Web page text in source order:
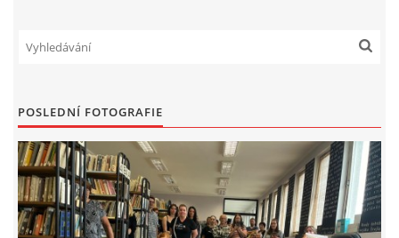
E-KNIHY DO KAŽDÉ KNIHOVNY
GRANTY A DOTACE
POSLEDNÍ FOTOGRAFIE